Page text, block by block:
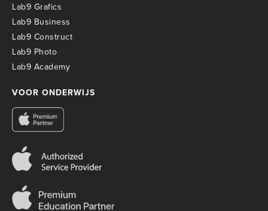
Lab9 Grafics
Lab9 Business
Lab9 Construct
Lab9 Photo
Lab9 Academy
VOOR ONDERWIJS